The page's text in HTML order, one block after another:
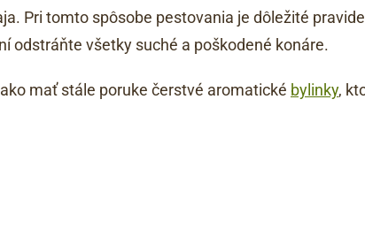
Pri tomto spôsobe pestovania je dôležité
odstráňte všetky suché a poškodené konáre.
mať stále poruke čerstvé aromatické bylinky,